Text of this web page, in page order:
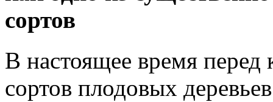
сортов
В настоящее время
сортов плодовых